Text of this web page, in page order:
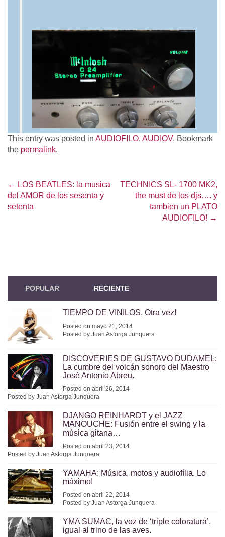
This entry was posted in AUDIOFILO, AUDIOV. Bookmark
the permalink.
Post navigation
← LOS BEATLES: la musica
del AMOR de los sesenta y
setenta
TECHNICS SL- 1700 MK2,
the must de los djs…. y
tambien un PLATO
AUDIOFILO! →
POPULAR RECIENTE
TIEMPO DE VINILOS, Otra vez!
Posted on mayo 21, 2014
Posted by Juan Astorga Junquera
DISCOVERIES DE GUSTAVO DUDAMEL:
La cumbre del volcán sonoro del Maestro
José Antonio Abreu.
Posted on abril 26, 2014
Posted by Juan Astorga Junquera
DJANGO REINHARDT y el JAZZ
MANOUCHE: Fusión entre el swing y la
música gitana…
Posted on abril 23, 2014
Posted by Juan Astorga Junquera
YAMAHA: Música, motos y audiofília. Lo
máximo!
Posted on abril 22, 2014
Posted by Juan Astorga Junquera
YMA SUMAC, la voz de ‘triple coloratura’,
igual al trino de las aves.